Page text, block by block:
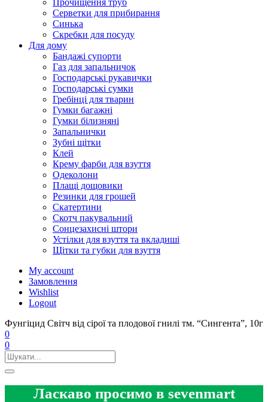
Прочищення труб
Серветки для прибирання
Синька
Скребки для посуду
Для дому
Бандажі супорти
Газ для запальничок
Господарські рукавички
Господарські сумки
Гребінці для тварин
Гумки багажні
Гумки білизняні
Запальнички
Зубні щітки
Клей
Крему фарби для взуття
Одеколони
Плащі дощовики
Резинки для грошей
Скатертини
Скотч пакувальний
Сонцезахисні штори
Устілки для взуття та вкладиші
Щітки та губки для взуття
My account
Замовлення
Wishlist
Logout
Фунгіцид Світч від сірої та плодової гнилі тм. “Сингента”, 10г
0
0
Ласкаво просимо в sevenmart